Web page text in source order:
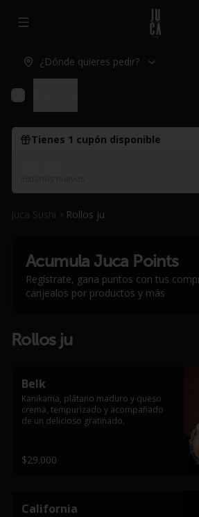
Abrir menu de navegación
¿Dónde quieres pedir?
Tienes 1 cupón disponible
Juca Sushi Rollos ju
Acumula Juca Points
Regístrate, gana puntos con tus
canjealos por productos y más
Rollos ju
Belk
Kanikama, plátano maduro y queso
crema, tempurizado y acompañado
de un delicioso gratinado.
$29.000
California